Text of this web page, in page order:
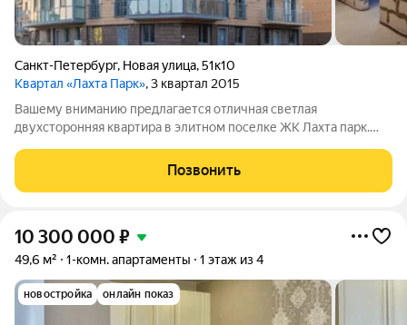
Санкт-Петербург, Новая улица,51к10
Квартал «Лахта Парк», 3 квартал 2015
Вашему вниманию предлагается отличная светлая
двухсторонняя квартира в элитном поселке ЖК Лахта парк.
можете создать дизайн по своему желанию Особенностью
комплекса "Лахта Парк" является свой
Позвонить
10 300 000 ₽
49,6 м² 1-комн. апартаменты 1 этаж из 4
новостройка онлайн показ